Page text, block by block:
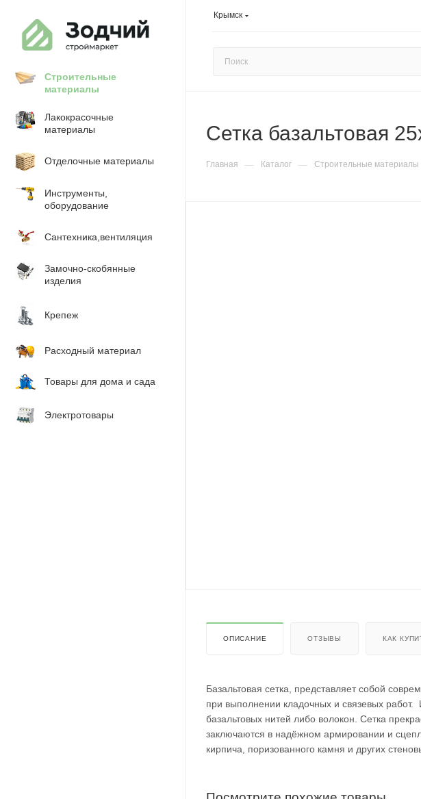
Крымск
Строительные
материалы
Лакокрасочные
материалы
Отделочные материалы
Инструменты,
оборудование
Сантехника,вентиляция
Замочно-скобянные
изделия
Крепеж
Расходный материал
Товары для дома и сада
Электротовары
Сетка базальтовая
Главная — Каталог — Строительные материалы
ОПИСАНИЕ ОТЗЫВЫ КАК
Базальтовая сетка, представляет собой
при выполнении кладочных и связевых работ.
базальтовых нитей либо волокон. Сетка
заключаются в надёжном армировании и
кирпича, поризованного камня и других